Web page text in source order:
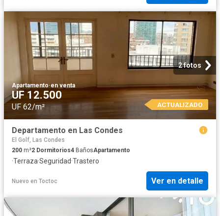
2 fotos
Apartamento·en venta
UF 12.500
UF 62/m² ACTUALIZADO
Departamento en Las Condes
El Golf, Las Condes
200 m²2 Dormitorios4 BañosApartamento
·Terraza·Seguridad·Trastero
Nuevo en Toctoc Ver en detalle